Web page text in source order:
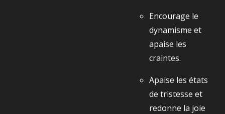
Encourage le
dynamisme et
apaise les
craintes.
Apaise les états
de tristesse et
redonne la joie